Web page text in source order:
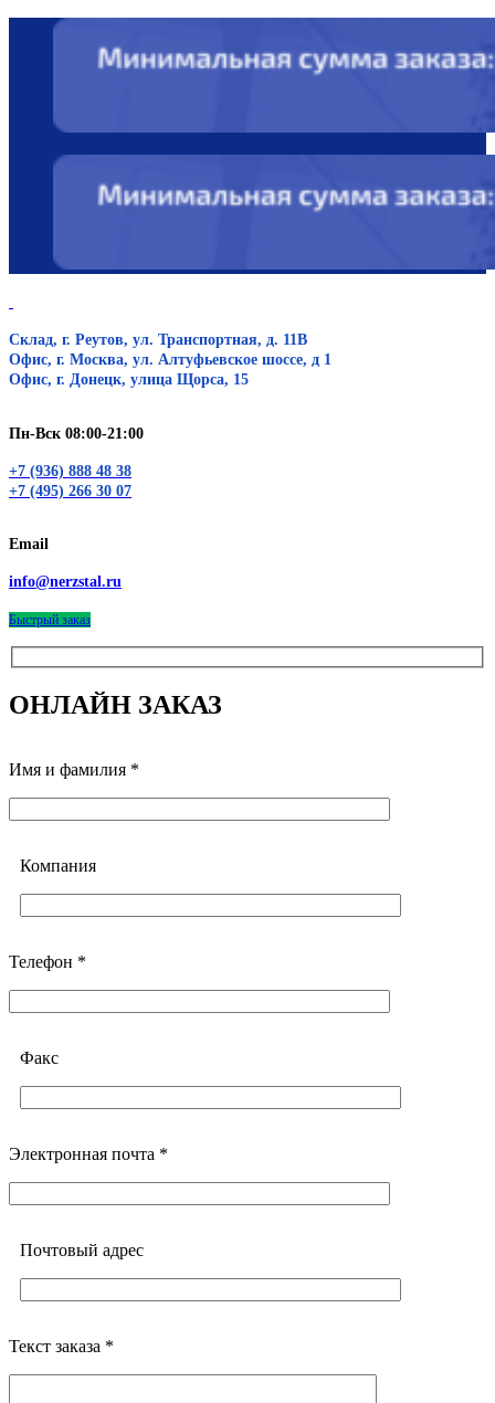
Склад, г. Реутов, ул. Транспортная, д. 11В
Офис, г. Москва, ул. Алтуфьевское шоссе, д 1
Офис, г. Донецк, улица Щорса, 15
Пн-Вск 08:00-21:00
+7 (936) 888 48 38
+7 (495) 266 30 07
Email
info@nerzstal.ru
Быстрый заказ
ОНЛАЙН ЗАКАЗ
Имя и фамилия *
Компания
Телефон *
Факс
Электронная почта *
Почтовый адреc
Текст заказа *